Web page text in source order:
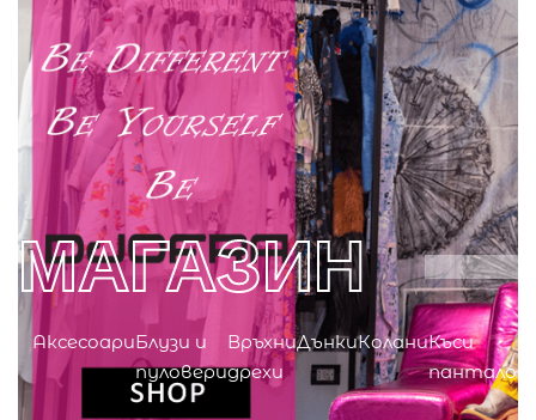
0
МАГАЗИН
АксесоариБлузи и
пуловери
Връхни
дрехи
ДънкиКоланиКъси